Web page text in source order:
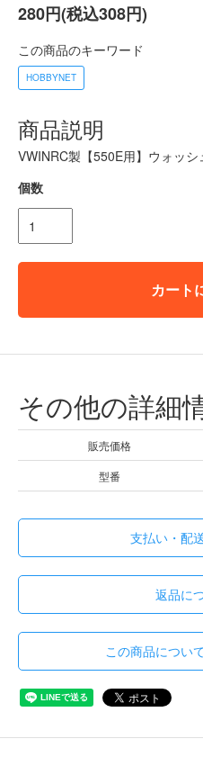
280円(税込308円)
この商品のキーワード
HOBBYNET
商品説明
VWINRC製【550E用】ウォッシ
個数
カート
その他の詳細
販売価格
型番
支払い・配
返品に
この商品につい